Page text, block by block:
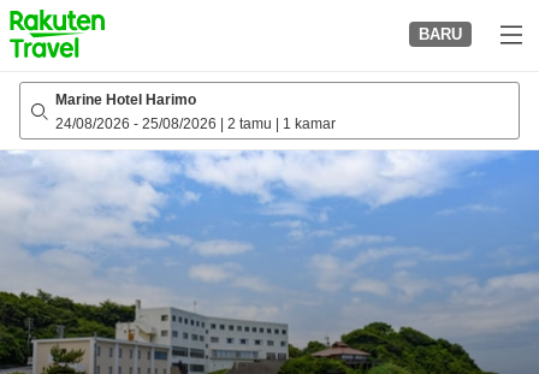
to
top
page
BARU
Marine Hotel Harimo
24/08/2026 - 25/08/2026 2 tamu 1 kamar